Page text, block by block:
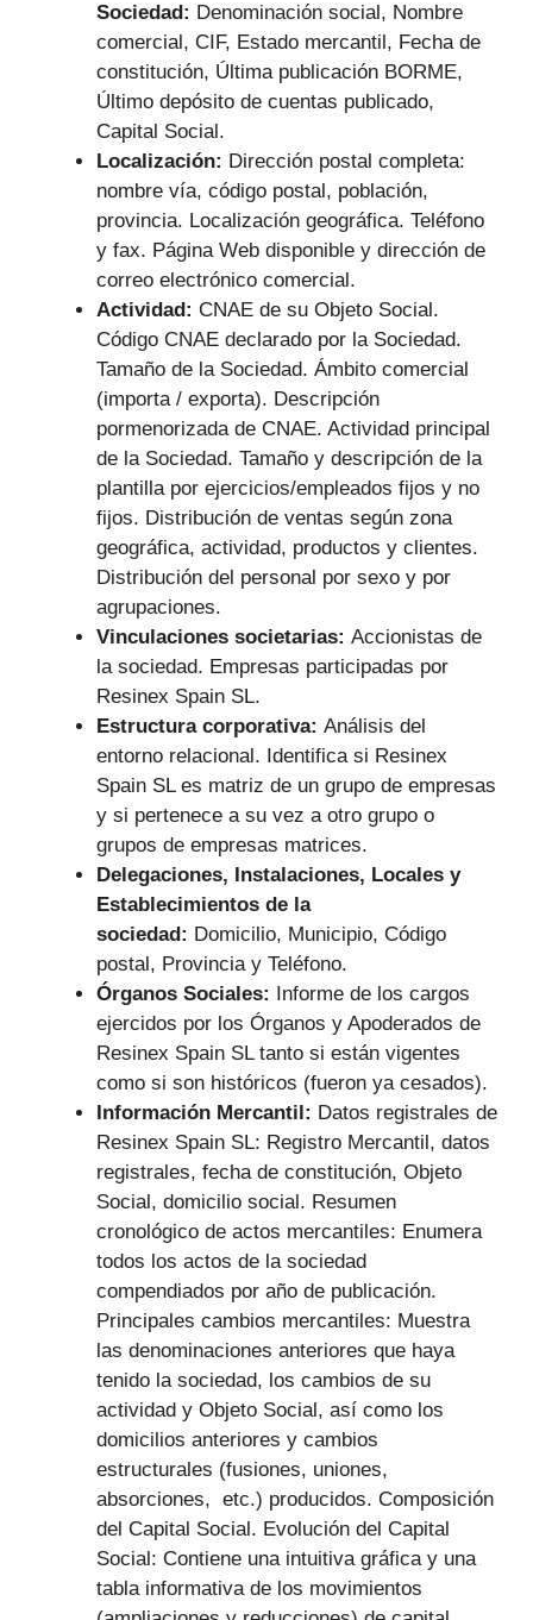
Sociedad: Denominación social, Nombre
comercial, CIF, Estado mercantil, Fecha de
constitución, Última publicación BORME,
Último depósito de cuentas publicado,
Capital Social.
Localización: Dirección postal completa:
nombre vía, código postal, población,
provincia. Localización geográfica. Teléfono
y fax. Página Web disponible y dirección de
correo electrónico comercial.
Actividad: CNAE de su Objeto Social.
Código CNAE declarado por la Sociedad.
Tamaño de la Sociedad. Ámbito comercial
(importa / exporta). Descripción
pormenorizada de CNAE. Actividad principal
de la Sociedad. Tamaño y descripción de la
plantilla por ejercicios/empleados fijos y no
fijos. Distribución de ventas según zona
geográfica, actividad, productos y clientes.
Distribución del personal por sexo y por
agrupaciones.
Vinculaciones societarias: Accionistas de
la sociedad. Empresas participadas por
Resinex Spain SL.
Estructura corporativa: Análisis del
entorno relacional. Identifica si Resinex
Spain SL es matriz de un grupo de empresas
y si pertenece a su vez a otro grupo o
grupos de empresas matrices.
Delegaciones, Instalaciones, Locales y
Establecimientos de la
sociedad: Domicilio, Municipio, Código
postal, Provincia y Teléfono.
Órganos Sociales: Informe de los cargos
ejercidos por los Órganos y Apoderados de
Resinex Spain SL tanto si están vigentes
como si son históricos (fueron ya cesados).
Información Mercantil: Datos registrales de
Resinex Spain SL: Registro Mercantil, datos
registrales, fecha de constitución, Objeto
Social, domicilio social. Resumen
cronológico de actos mercantiles: Enumera
todos los actos de la sociedad
compendiados por año de publicación.
Principales cambios mercantiles: Muestra
las denominaciones anteriores que haya
tenido la sociedad, los cambios de su
actividad y Objeto Social, así como los
domicilios anteriores y cambios
estructurales (fusiones, uniones,
absorciones, etc.) producidos. Composición
del Capital Social. Evolución del Capital
Social: Contiene una intuitiva gráfica y una
tabla informativa de los movimientos